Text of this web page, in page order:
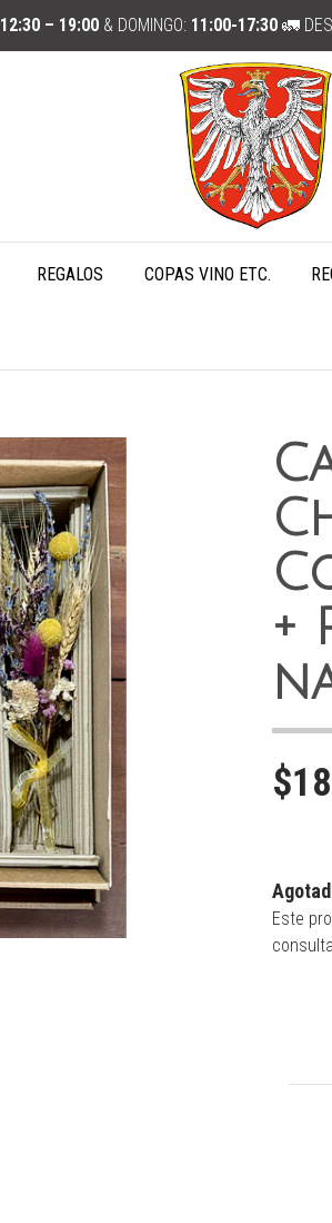
12:30 – 19:00 & DOMINGO: 11:00-17:30 🚛
REGALOS COPAS VINO ETC.
+
Este